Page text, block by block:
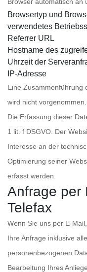
Browsertyp und
verwendetes
Referrer URL
Hostname des
Uhrzeit der
IP-Adresse
Eine Zusammenführung
wird nicht vorgenommen.
Die Erfassung dieser
1 lit. f DSGVO. Der
Interesse an der
Optimierung seiner
erfasst werden.
Anfrage per
Telefax
Wenn Sie uns per E-
Ihre Anfrage inklusive
personenbezogenen
Bearbeitung Ihres